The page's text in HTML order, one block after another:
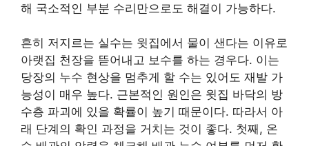
해 국소적인 부분 수리만으로도 해결이 가능하다.
흔히 저지르는 실수는 윗집에서 물이 샌다는 이유로
아랫집 천장을 뜯어내고 보수를 하는 경우다. 이는
당장의 누수 현상을 멈추게 할 수는 있어도 재발 가
능성이 매우 높다. 근본적인 원인은 윗집 바닥의 방
수층 파괴에 있을 확률이 높기 때문이다. 따라서 아
래 단계의 확인 과정을 거치는 것이 좋다. 첫째, 온